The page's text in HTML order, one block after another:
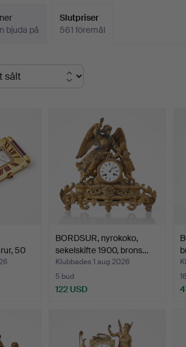
bjuda på
Slutpriser
561 föremål
50
BORDSUR, nyrokoko,
sekelskifte 1900, brons…
Klubbades 1 aug 2026
5 bud
122 USD